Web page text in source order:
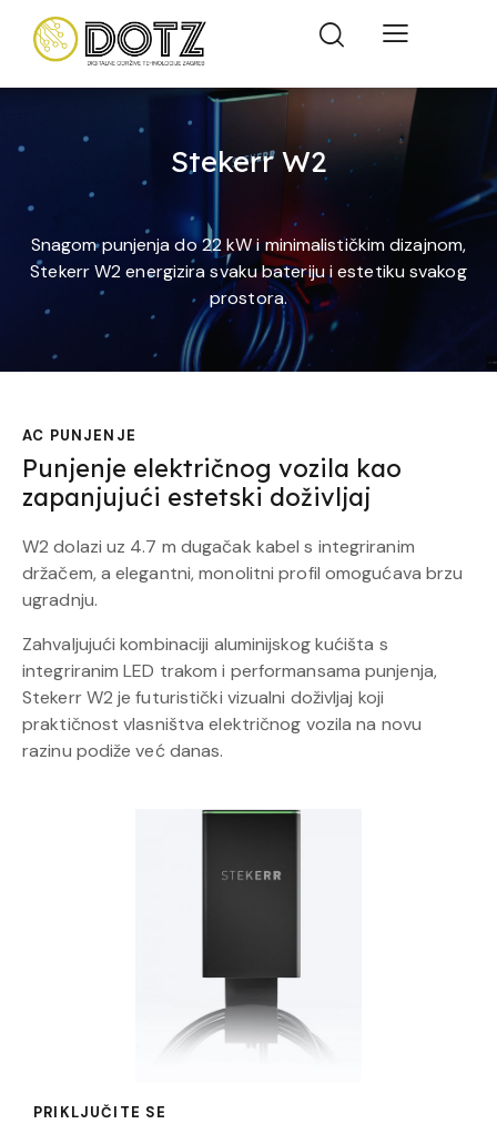
Stekerr W2
Snagom punjenja do 22 kW i minimalističkim dizajnom,
Stekerr W2 energizira svaku bateriju i estetiku svakog
prostora.
AC PUNJENJE
Punjenje električnog vozila kao
zapanjujući estetski doživljaj
W2 dolazi uz 4.7 m dugačak kabel s integriranim
držačem, a elegantni, monolitni profil omogućava brzu
ugradnju.
Zahvaljujući kombinaciji aluminijskog kućišta s
integriranim LED trakom i performansama punjenja,
Stekerr W2 je futuristički vizualni doživljaj koji
praktičnost vlasništva električnog vozila na novu
razinu podiže već danas.
PRIKLJUČITE SE